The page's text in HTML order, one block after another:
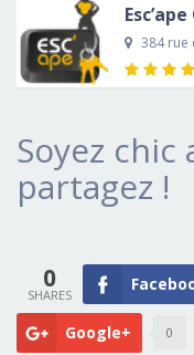
384 rue
Soyez chic
partagez !
0
Google+ 0